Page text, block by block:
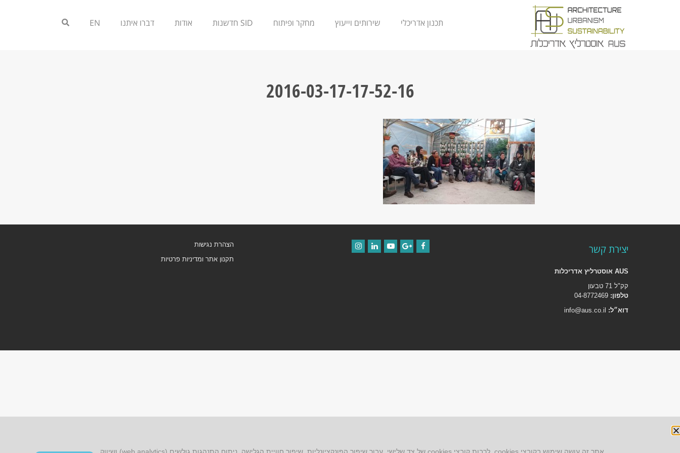
תכנון אדריכלי שירותים וייעוץ מחקר ופיתוח SID חדשנות אודות דברו איתנו EN
2016-03-17-17-52-16
יצירת קשר
AUS אוסטרליץ אדריכלות
קק"ל 71 טבעון
טלפון:
דוא״ל: info@aus.co.il
הצהרת נגישות
תקנון אתר ומדיניות פרטיות
אתר זה עושה שימוש בקובצי cookies, לרבות קובצי cookies של צד שלישי, עבור שיפור הפונקציונליות, שיפור חוויית הגלישה, ניתוח התנהגות גולשים (web analytics) ושיווק